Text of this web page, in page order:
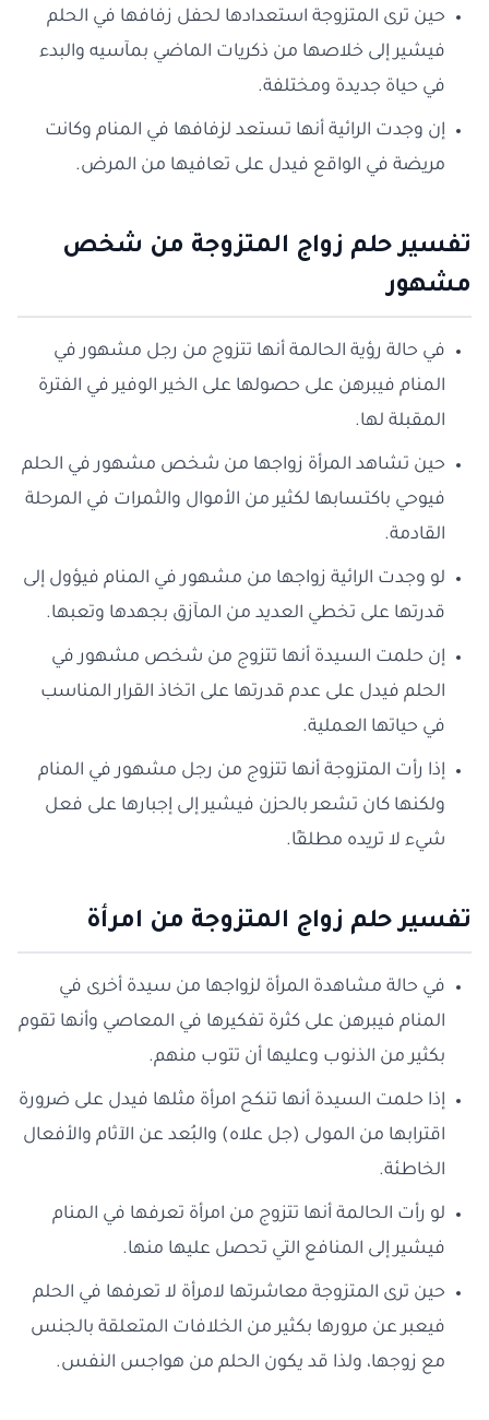
حين ترى المتزوجة استعدادها لحفل زفافها في الحلم
فيشير إلى خلاصها من ذكريات الماضي بمآسيه والبدء
في حياة جديدة ومختلفة.
إن وجدت الرائية أنها تستعد لزفافها في المنام وكانت
مريضة في الواقع فيدل على تعافيها من المرض.
تفسير حلم زواج المتزوجة من شخص
مشهور
في حالة رؤية الحالمة أنها تتزوج من رجل مشهور في
المنام فيبرهن على حصولها على الخير الوفير في الفترة
المقبلة لها.
حين تشاهد المرأة زواجها من شخص مشهور في الحلم
فيوحي باكتسابها لكثير من الأموال والثمرات في المرحلة
القادمة.
لو وجدت الرائية زواجها من مشهور في المنام فيؤول إلى
قدرتها على تخطي العديد من المآزق بجهدها وتعبها.
إن حلمت السيدة أنها تتزوج من شخص مشهور في
الحلم فيدل على عدم قدرتها على اتخاذ القرار المناسب
في حياتها العملية.
إذا رأت المتزوجة أنها تتزوج من رجل مشهور في المنام
ولكنها كان تشعر بالحزن فيشير إلى إجبارها على فعل
شيء لا تريده مطلقًا.
تفسير حلم زواج المتزوجة من امرأة
في حالة مشاهدة المرأة لزواجها من سيدة أخرى في
المنام فيبرهن على كثرة تفكيرها في المعاصي وأنها تقوم
بكثير من الذنوب وعليها أن تتوب منهم.
إذا حلمت السيدة أنها تنكح امرأة مثلها فيدل على ضرورة
اقترابها من المولى (جل علاه) والبُعد عن الآثام والأفعال
الخاطئة.
لو رأت الحالمة أنها تتزوج من امرأة تعرفها في المنام
فيشير إلى المنافع التي تحصل عليها منها.
حين ترى المتزوجة معاشرتها لامرأة لا تعرفها في الحلم
فيعبر عن مرورها بكثير من الخلافات المتعلقة بالجنس
مع زوجها، ولذا قد يكون الحلم من هواجس النفس.